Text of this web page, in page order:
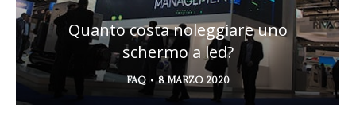
Quanto costa noleggiare uno
schermo a led?
FAQ 8 MARZO 2020